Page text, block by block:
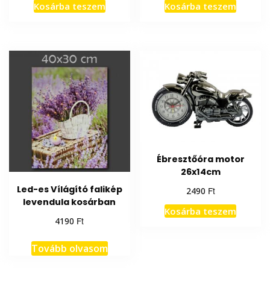
Kosárba teszem
Kosárba teszem
Led-es Vílágító falikép
levendula kosárban
4190 Ft
Tovább olvasom
Ébresztőóra motor
26x14cm
2490 Ft
Kosárba teszem